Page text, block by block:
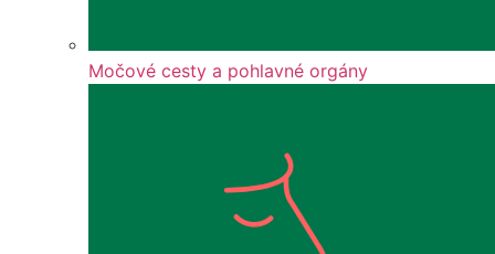
Močové cesty a pohlavné orgány